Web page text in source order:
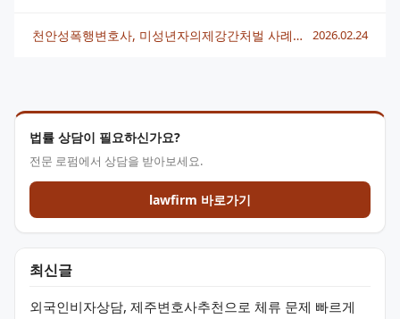
법률 상담이 필요하신가요?
전문 로펌에서 상담을 받아보세요.
lawfirm 바로가기
최신글
외국인비자상담, 제주변호사추천으로 체류 문제 빠르게
천안성폭행변호사, 미성년자의제강간처벌 사례와 대응방안 총정리 2026.02.24